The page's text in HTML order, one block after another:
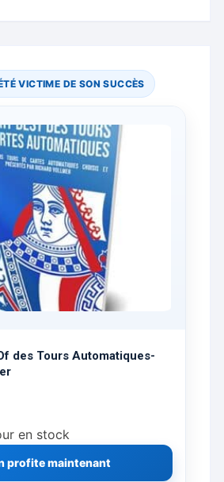
VICTIME DE SON SUCCÈS
des Tours Automatiques-
en stock
profite maintenant